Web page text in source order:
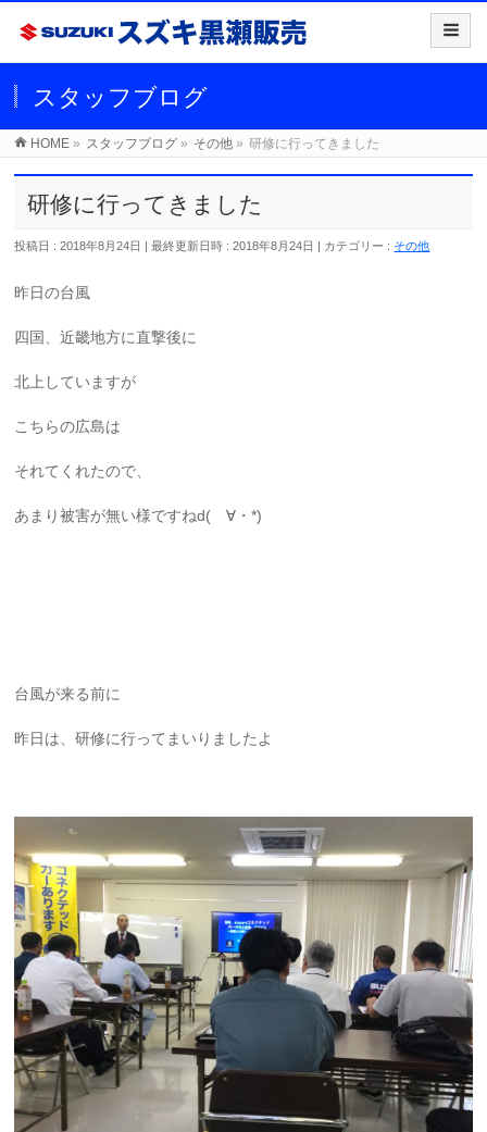
スタッフブログ
HOME » スタッフブログ » その他 » 研修に行ってきました
研修に行ってきました
投稿日 : 2018年8月24日 最終更新日時 : 2018年8月24日 カテゴリー : その他
昨日の台風
四国、近畿地方に直撃後に
北上していますが
こちらの広島は
それてくれたので、
あまり被害が無い様ですねd(ゝ∀・*)
台風が来る前に
昨日は、研修に行ってまいりましたよ